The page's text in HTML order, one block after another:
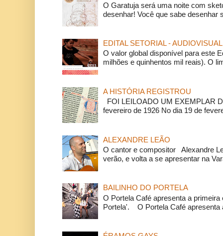
O Garatuja será uma noite com
desenhar! Você que sabe desenhar
EDITAL SETORIAL - AUDIOVISUAL
O valor global disponível para este
milhões e quinhentos mil reais). O
A HISTÓRIA REGISTROU
FOI LEILOADO UM EXEMPLAR
fevereiro de 1926 No dia 19 de
ALEXANDRE LEÃO
O cantor e compositor Alexandre
verão, e volta a se apresentar na
BAILINHO DO PORTELA
O Portela Café apresenta a
Portela'. O Portela Café apresenta